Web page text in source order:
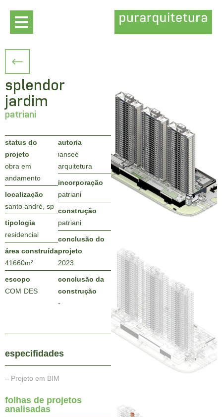
splendor
jardim
patriani
status do
projeto
obra em
andamento
localização
santo andré, sp
tipologia
residencial
área construída
41660m²
escopo
COM DES
autoria
ianseé
arquitetura
incorporação
patriani
construção
patriani
conclusão do
projeto
2023
conclusão da
construção
-
especifidades
– Projeto em BIM
folhas de projetos
analisadas